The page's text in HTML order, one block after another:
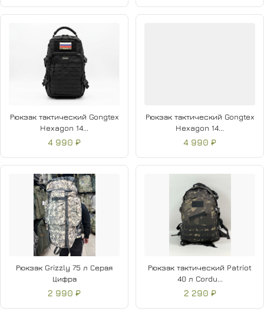
Рюкзак тактический Gongtex
Hexagon 14...
4 990 ₽
Рюкзак тактический Gongtex
Hexagon 14...
4 990 ₽
Рюкзак Grizzly 75 л Серая
Цифра
2 990 ₽
Рюкзак тактический Patriot
40 л Cordu...
2 290 ₽